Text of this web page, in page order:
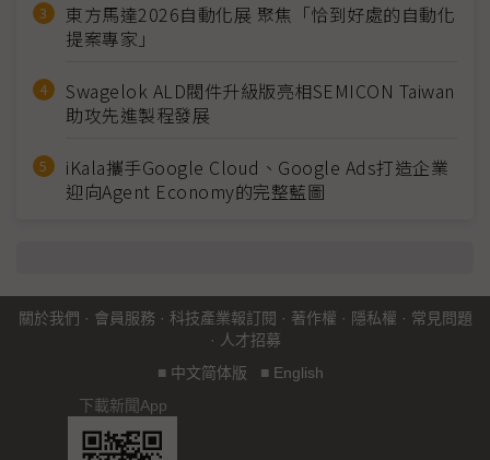
東方馬達2026自動化展 聚焦「恰到好處的自動化
提案專家」
Swagelok ALD閥件升級版亮相SEMICON Taiwan
助攻先進製程發展
iKala攜手Google Cloud、Google Ads打造企業
迎向Agent Economy的完整藍圖
關於我們 · 會員服務 · 科技產業報訂閱 · 著作權 · 隱私權 · 常見問題
· 人才招募
■ 中文简体版 ■ English
下載新聞App